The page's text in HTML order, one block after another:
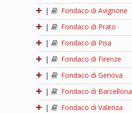
|
Fondaco di Avignone
|
Fondaco di Prato
|
Fondaco di Pisa
|
Fondaco di Firenze
|
Fondaco di Genova
|
Fondaco di Barcellona
|
Fondaco di Valenza